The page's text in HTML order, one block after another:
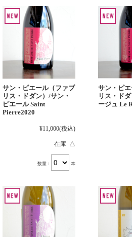
サン・ピエール（ファブ
リス・ドダン）/サン・
ピエール Saint
Pierre2020
¥11,000(税込)
在庫 △
数量： 本
サン・ピ
リス・ド
ージュ Le